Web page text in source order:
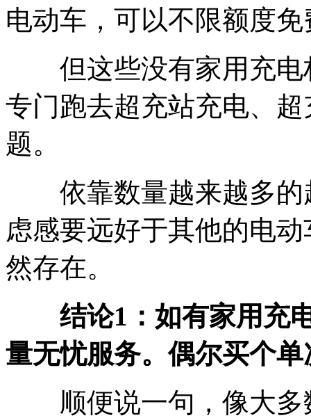
电动车，可以不限额度
但这些没有家用充电
专门跑去超充站充电、
题。
依靠数量越来越多的
虑感要远好于其他的电
然存在。
结论1：如有家用充
量无忧服务。偶尔买个
顺便说一句，像大多